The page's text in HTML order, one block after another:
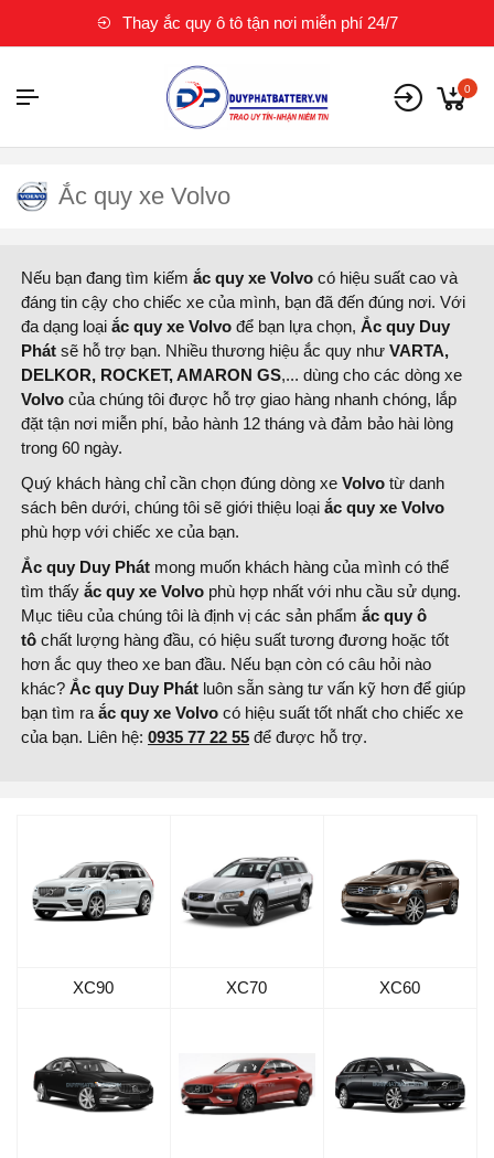
Thay ắc quy ô tô tận nơi miễn phí 24/7
0
Ắc quy xe Volvo
Nếu bạn đang tìm kiếm ắc quy xe Volvo có hiệu suất cao và
đáng tin cậy cho chiếc xe của mình, bạn đã đến đúng nơi. Với
đa dạng loại ắc quy xe Volvo để bạn lựa chọn, Ắc quy Duy
Phát sẽ hỗ trợ bạn. Nhiều thương hiệu ắc quy như VARTA,
DELKOR, ROCKET, AMARON GS,... dùng cho các dòng xe
Volvo của chúng tôi được hỗ trợ giao hàng nhanh chóng, lắp
đặt tận nơi miễn phí, bảo hành 12 tháng và đảm bảo hài lòng
trong 60 ngày.
Quý khách hàng chỉ cần chọn đúng dòng xe Volvo từ danh
sách bên dưới, chúng tôi sẽ giới thiệu loại ắc quy xe Volvo
phù hợp với chiếc xe của bạn.
Ắc quy Duy Phát mong muốn khách hàng của mình có thể
tìm thấy ắc quy xe Volvo phù hợp nhất với nhu cầu sử dụng.
Mục tiêu của chúng tôi là định vị các sản phẩm ắc quy ô
tô chất lượng hàng đầu, có hiệu suất tương đương hoặc tốt
hơn ắc quy theo xe ban đầu. Nếu bạn còn có câu hỏi nào
khác? Ắc quy Duy Phát luôn sẵn sàng tư vấn kỹ hơn để giúp
bạn tìm ra ắc quy xe Volvo có hiệu suất tốt nhất cho chiếc xe
của bạn. Liên hệ: 0935 77 22 55 để được hỗ trợ.
XC90 XC70 XC60